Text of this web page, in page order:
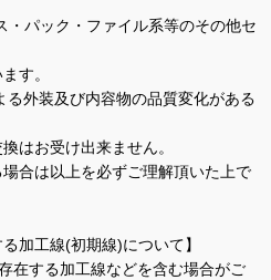
・パック・ファイル系等のその他セ
す。
外装及び内容物の品質変化がある
はお受け出来ません。
合は以上を必ずご理解頂いた上で
加工線(初期線)について】
在する加工線などを含む場合がご